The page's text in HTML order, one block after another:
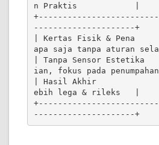
n Praktis            |
---------------------+
| Kertas Fisik & Pena
apa saja tanpa aturan
| Tanpa Sensor Estetika
ian, fokus pada penumpahan
| Hasil Akhir
ebih lega & rileks   |
---------------------+